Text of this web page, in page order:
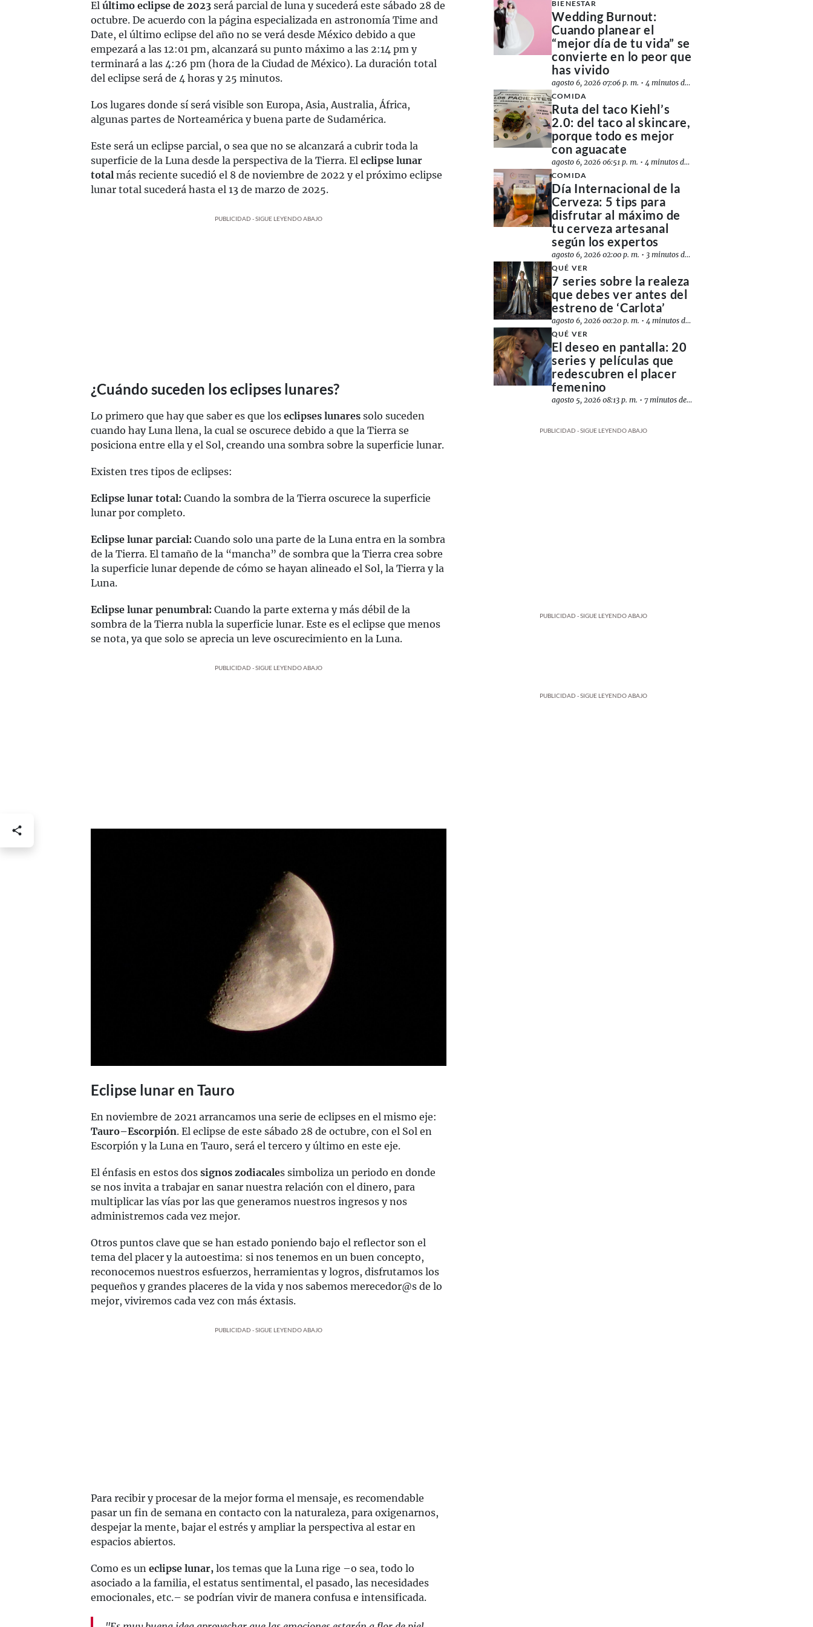
El último eclipse de 2023 será parcial de luna y sucederá este sábado 28 de
octubre. De acuerdo con la página especializada en astronomía Time and
Date, el último eclipse del año no se verá desde México debido a que
empezará a las 12:01 pm, alcanzará su punto máximo a las 2:14 pm y
terminará a las 4:26 pm (hora de la Ciudad de México). La duración total
del eclipse será de 4 horas y 25 minutos.
Los lugares donde sí será visible son Europa, Asia, Australia, África,
algunas partes de Norteamérica y buena parte de Sudamérica.
Este será un eclipse parcial, o sea que no se alcanzará a cubrir toda la
superficie de la Luna desde la perspectiva de la Tierra. El eclipse lunar
total más reciente sucedió el 8 de noviembre de 2022 y el próximo eclipse
lunar total sucederá hasta el 13 de marzo de 2025.
PUBLICIDAD - SIGUE LEYENDO ABAJO
¿Cuándo suceden los eclipses lunares?
Lo primero que hay que saber es que los eclipses lunares solo suceden
cuando hay Luna llena, la cual se oscurece debido a que la Tierra se
posiciona entre ella y el Sol, creando una sombra sobre la superficie lunar.
Existen tres tipos de eclipses:
Eclipse lunar total: Cuando la sombra de la Tierra oscurece la superficie
lunar por completo.
Eclipse lunar parcial: Cuando solo una parte de la Luna entra en la sombra
de la Tierra. El tamaño de la “mancha” de sombra que la Tierra crea sobre
la superficie lunar depende de cómo se hayan alineado el Sol, la Tierra y la
Luna.
Eclipse lunar penumbral: Cuando la parte externa y más débil de la
sombra de la Tierra nubla la superficie lunar. Este es el eclipse que menos
se nota, ya que solo se aprecia un leve oscurecimiento en la Luna.
PUBLICIDAD - SIGUE LEYENDO ABAJO
Eclipse lunar en Tauro
En noviembre de 2021 arrancamos una serie de eclipses en el mismo eje:
Tauro–Escorpión. El eclipse de este sábado 28 de octubre, con el Sol en
Escorpión y la Luna en Tauro, será el tercero y último en este eje.
El énfasis en estos dos signos zodiacales simboliza un periodo en donde
se nos invita a trabajar en sanar nuestra relación con el dinero, para
multiplicar las vías por las que generamos nuestros ingresos y nos
administremos cada vez mejor.
Otros puntos clave que se han estado poniendo bajo el reflector son el
tema del placer y la autoestima: si nos tenemos en un buen concepto,
reconocemos nuestros esfuerzos, herramientas y logros, disfrutamos los
pequeños y grandes placeres de la vida y nos sabemos merecedor@s de lo
mejor, viviremos cada vez con más éxtasis.
PUBLICIDAD - SIGUE LEYENDO ABAJO
Para recibir y procesar de la mejor forma el mensaje, es recomendable
pasar un fin de semana en contacto con la naturaleza, para oxigenarnos,
despejar la mente, bajar el estrés y ampliar la perspectiva al estar en
espacios abiertos.
Como es un eclipse lunar, los temas que la Luna rige –o sea, todo lo
asociado a la familia, el estatus sentimental, el pasado, las necesidades
emocionales, etc.– se podrían vivir de manera confusa e intensificada.
BIENESTAR
Wedding Burnout:
Cuando planear el
“mejor día de tu vida” se
convierte en lo peor que
has vivido
agosto 6, 2026 07:06 p. m. •4 minutos de lectura
COMIDA
Ruta del taco Kiehl’s
2.0: del taco al skincare,
porque todo es mejor
con aguacate
agosto 6, 2026 06:51 p. m. •4 minutos de lectura
COMIDA
Día Internacional de la
Cerveza: 5 tips para
disfrutar al máximo de
tu cerveza artesanal
según los expertos
agosto 6, 2026 02:00 p. m. • 3 minutos de lectura
QUÉ VER
7 series sobre la realeza
que debes ver antes del
estreno de ‘Carlota’
agosto 6, 2026 00:20 p. m. •4 minutos de lectura
QUÉ VER
El deseo en pantalla: 20
series y películas que
redescubren el placer
femenino
agosto 5, 2026 08:13 p. m. •7 minutos de lectura
PUBLICIDAD - SIGUE LEYENDO ABAJO
PUBLICIDAD - SIGUE LEYENDO ABAJO
PUBLICIDAD - SIGUE LEYENDO ABAJO